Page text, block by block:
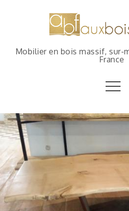
Mobilier en bois massif, sur-
France